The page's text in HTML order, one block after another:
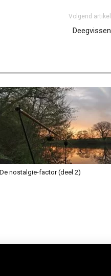
Volgend artikel
Deegvissen
De nostalgie-factor (deel 2)